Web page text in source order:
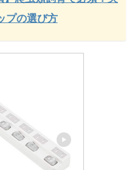
プの選び方